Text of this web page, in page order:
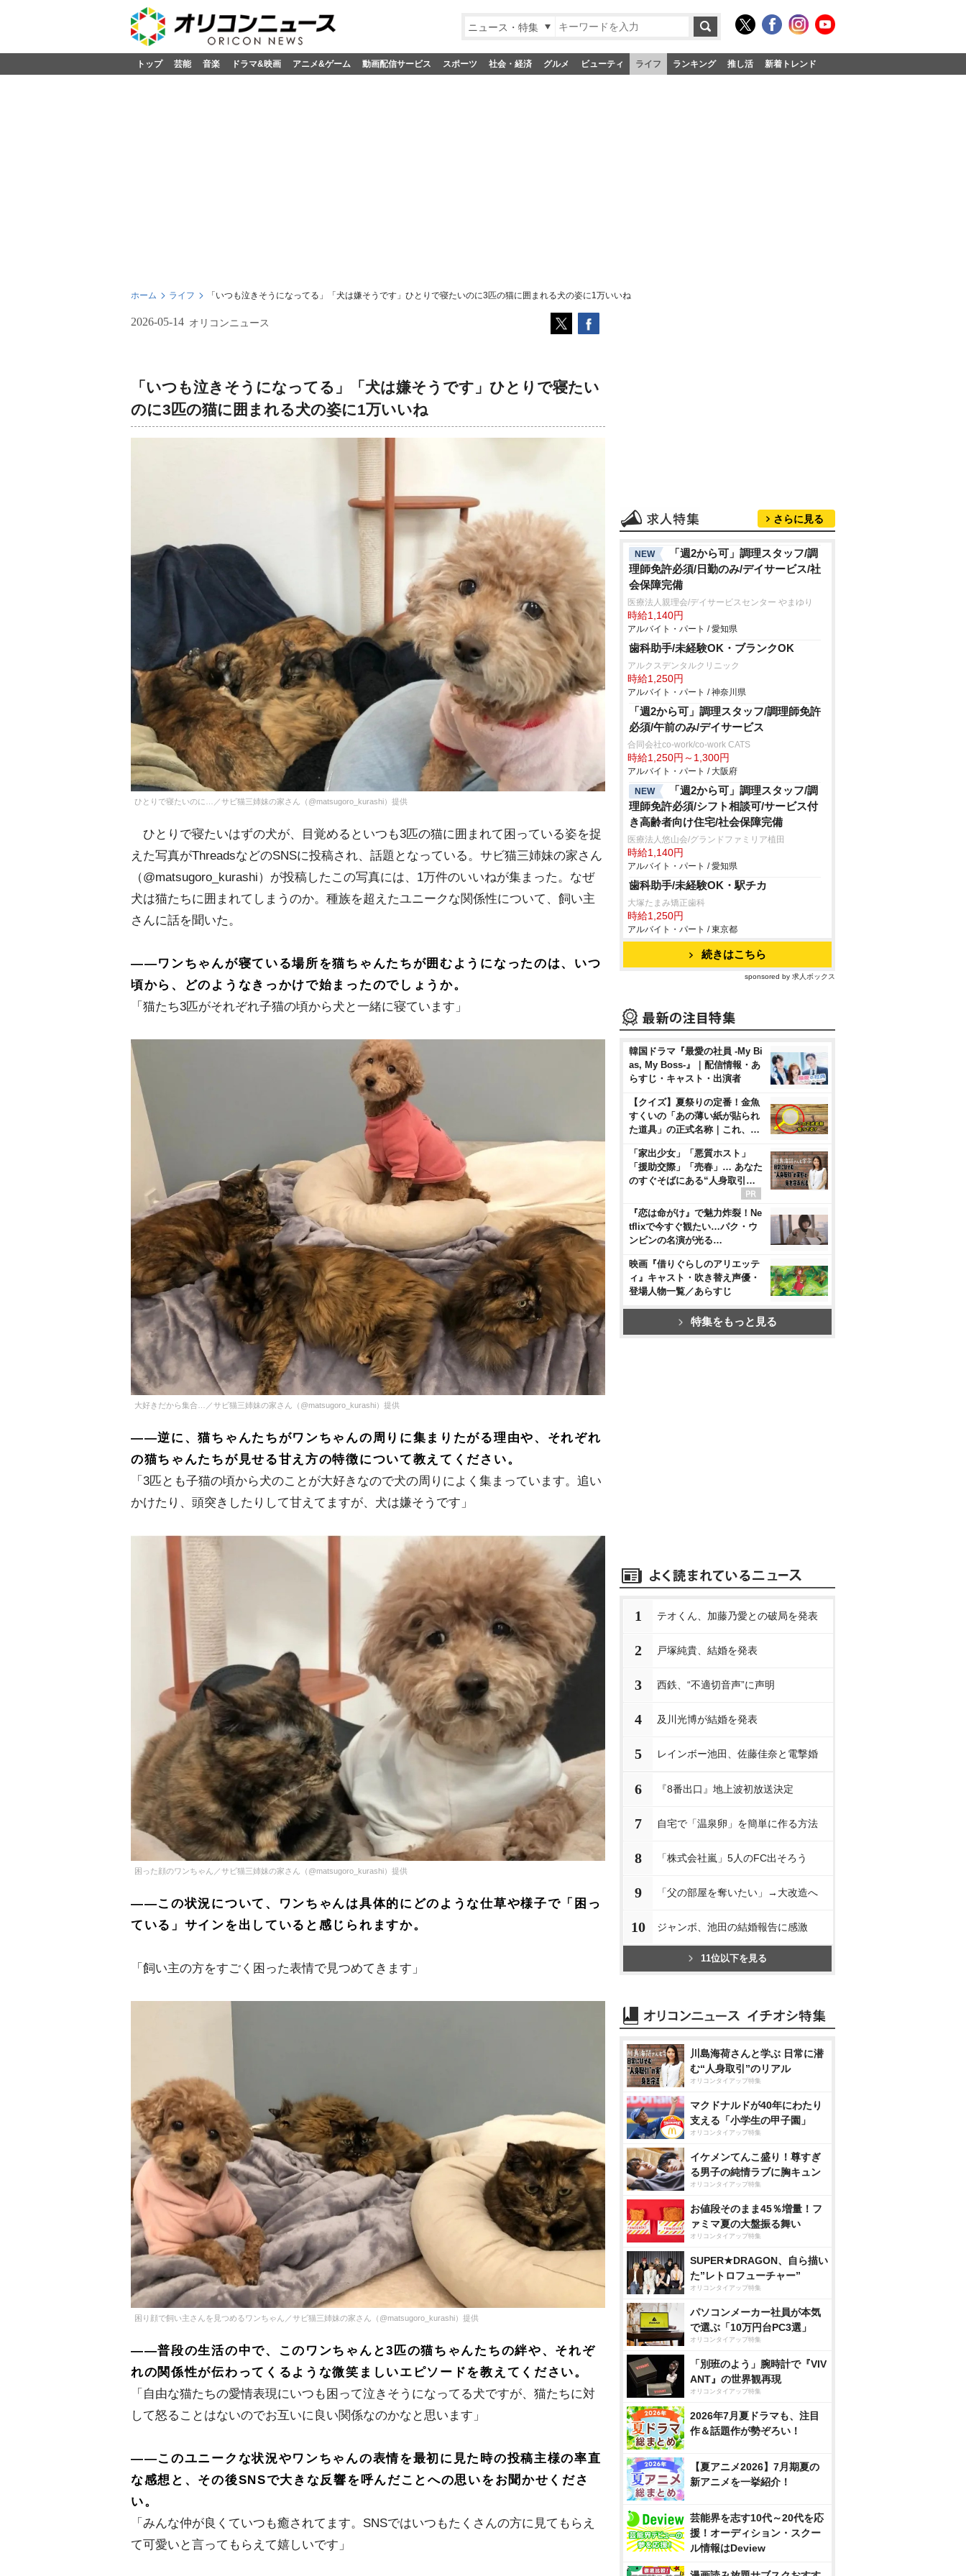
ニュース・特集
トップ 芸能 音楽 ドラマ&映画 アニメ&ゲーム 動画配信サービス スポーツ 社会・経済 グルメ ビューティ ライフ ランキング 推し活 新着トレンド
ホーム ライフ 「いつも泣きそうになってる」「犬は嫌そうです」ひとりで寝たいのに3匹の猫に囲まれる犬の姿に1万いいね
2026-05-14 オリコンニュース
「いつも泣きそうになってる」「犬は嫌そうです」ひとりで寝たい
のに3匹の猫に囲まれる犬の姿に1万いいね
ひとりで寝たいのに…／サビ猫三姉妹の家さん（@matsugoro_kurashi）提供
ひとりで寝たいはずの犬が、目覚めるといつも3匹の猫に囲まれて困っている姿を捉
えた写真がThreadsなどのSNSに投稿され、話題となっている。サビ猫三姉妹の家さん
（@matsugoro_kurashi）が投稿したこの写真には、1万件のいいねが集まった。なぜ
犬は猫たちに囲まれてしまうのか。種族を超えたユニークな関係性について、飼い主
さんに話を聞いた。
――ワンちゃんが寝ている場所を猫ちゃんたちが囲むようになったのは、いつ
頃から、どのようなきっかけで始まったのでしょうか。
「猫たち3匹がそれぞれ子猫の頃から犬と一緒に寝ています」
大好きだから集合…／サビ猫三姉妹の家さん（@matsugoro_kurashi）提供
――逆に、猫ちゃんたちがワンちゃんの周りに集まりたがる理由や、それぞれ
の猫ちゃんたちが見せる甘え方の特徴について教えてください。
「3匹とも子猫の頃から犬のことが大好きなので犬の周りによく集まっています。追い
かけたり、頭突きしたりして甘えてますが、犬は嫌そうです」
困った顔のワンちゃん／サビ猫三姉妹の家さん（@matsugoro_kurashi）提供
――この状況について、ワンちゃんは具体的にどのような仕草や様子で「困っ
ている」サインを出していると感じられますか。
「飼い主の方をすごく困った表情で見つめてきます」
困り顔で飼い主さんを見つめるワンちゃん／サビ猫三姉妹の家さん（@matsugoro_kurashi）提供
――普段の生活の中で、このワンちゃんと3匹の猫ちゃんたちの絆や、それぞ
れの関係性が伝わってくるような微笑ましいエピソードを教えてください。
「自由な猫たちの愛情表現にいつも困って泣きそうになってる犬ですが、猫たちに対
して怒ることはないのでお互いに良い関係なのかなと思います」
――このユニークな状況やワンちゃんの表情を最初に見た時の投稿主様の率直
な感想と、その後SNSで大きな反響を呼んだことへの思いをお聞かせくださ
い。
「みんな仲が良くていつも癒されてます。SNSではいつもたくさんの方に見てもらえ
て可愛いと言ってもらえて嬉しいです」
さらに見る
NEW
「週2から可」調理スタッフ/調
理師免許必須/日勤のみ/デイサービス/社
会保障完備
医療法人親理会/デイサービスセンター やまゆり
時給1,140円
アルバイト・パート / 愛知県
歯科助手/未経験OK・ブランクOK
アルクスデンタルクリニック
時給1,250円
アルバイト・パート / 神奈川県
「週2から可」調理スタッフ/調理師免許
必須/午前のみ/デイサービス
合同会社co-work/co-work CATS
時給1,250円～1,300円
アルバイト・パート / 大阪府
NEW
「週2から可」調理スタッフ/調
理師免許必須/シフト相談可/サービス付
き高齢者向け住宅/社会保障完備
医療法人悠山会/グランドファミリア植田
時給1,140円
アルバイト・パート / 愛知県
歯科助手/未経験OK・駅チカ
大塚たまみ矯正歯科
時給1,250円
アルバイト・パート / 東京都
続きはこちら
sponsored by 求人ボックス
韓国ドラマ『最愛の社員 -My Bi
as, My Boss-』｜配信情報・あ
らすじ・キャスト・出演者
【クイズ】夏祭りの定番！金魚
すくいの「あの薄い紙が貼られ
た道具」の正式名称｜これ、…
「家出少女」「悪質ホスト」
「援助交際」「売春」… あなた
のすぐそばにある“人身取引…
『恋は命がけ』で魅力炸裂！Ne
tflixで今すぐ観たい…パク・ウ
ンビンの名演が光る…
映画『借りぐらしのアリエッテ
ィ』キャスト・吹き替え声優・
登場人物一覧／あらすじ
特集をもっと見る
1 テオくん、加藤乃愛との破局を発表
2 戸塚純貴、結婚を発表
3 西鉄、“不適切音声”に声明
4 及川光博が結婚を発表
5 レインボー池田、佐藤佳奈と電撃婚
6 『8番出口』地上波初放送決定
7 自宅で「温泉卵」を簡単に作る方法
8 「株式会社嵐」5人のFC出そろう
9 「父の部屋を奪いたい」→大改造へ
10 ジャンボ、池田の結婚報告に感激
11位以下を見る
川島海荷さんと学ぶ 日常に潜
む“人身取引”のリアル
オリコンタイアップ特集
マクドナルドが40年にわたり
支える「小学生の甲子園」
オリコンタイアップ特集
イケメンてんこ盛り！尊すぎ
る男子の純情ラブに胸キュン
オリコンタイアップ特集
お値段そのまま45％増量！フ
ァミマ夏の大盤振る舞い
オリコンタイアップ特集
SUPER★DRAGON、自ら描い
た”レトロフューチャー”
オリコンタイアップ特集
パソコンメーカー社員が本気
で選ぶ「10万円台PC3選」
オリコンタイアップ特集
「別班のよう」腕時計で『VIV
ANT』の世界観再現
オリコンタイアップ特集
2026年7月夏ドラマも、注目
作＆話題作が勢ぞろい！
【夏アニメ2026】7月期夏の
新アニメを一挙紹介！
芸能界を志す10代～20代を応
援！オーディション・スクー
ル情報はDeview